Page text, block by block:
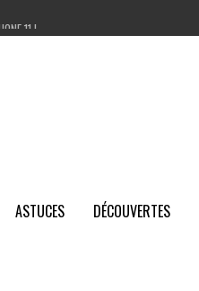
11 !
ASTUCES DÉCOUVERTES